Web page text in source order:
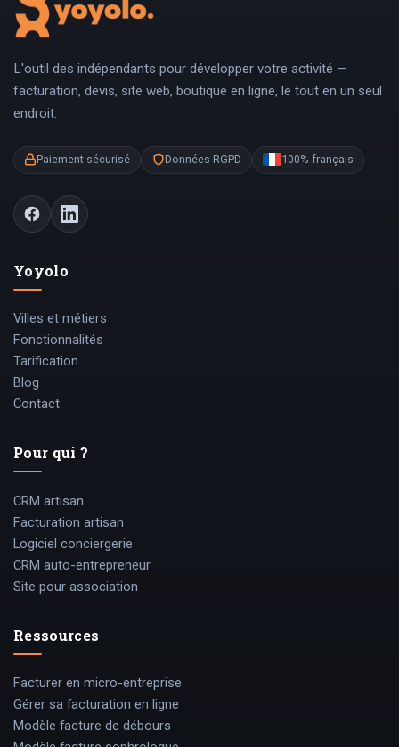
L'outil des indépendants pour développer votre activité —
facturation, devis, site web, boutique en ligne, le tout en un seul
endroit.
Paiement sécurisé Données RGPD 100% français
Yoyolo
Villes et métiers
Fonctionnalités
Tarification
Blog
Contact
Pour qui ?
CRM artisan
Facturation artisan
Logiciel conciergerie
CRM auto-entrepreneur
Site pour association
Ressources
Facturer en micro-entreprise
Gérer sa facturation en ligne
Modèle facture de débours